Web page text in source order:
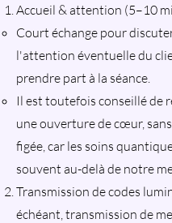
Accueil & attention (5–10
Court échange pour
l'attention éventuelle du
prendre part à la séance.
Il est toutefois conseillé de
une ouverture de cœur,
figée, car les soins
souvent au-delà de notre
Transmission de codes
échéant, transmission de